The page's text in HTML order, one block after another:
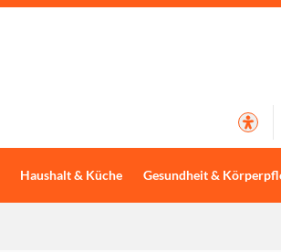
Haushalt & Küche Gesundheit &